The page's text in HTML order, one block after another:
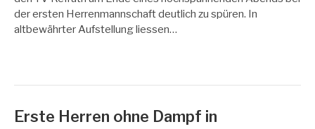
der ersten Herrenmannschaft deutlich zu spüren. In
altbewährter Aufstellung liessen…
Erste Herren ohne Dampf in